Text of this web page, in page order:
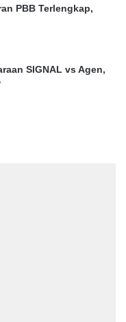
PBB Terlengkap,
SIGNAL vs Agen,